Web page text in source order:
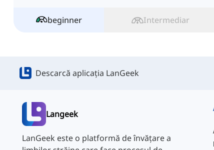
beginner Intermediar
Descarcă aplicația LanGeek
Langeek
LanGeek este o platformă de învățare a